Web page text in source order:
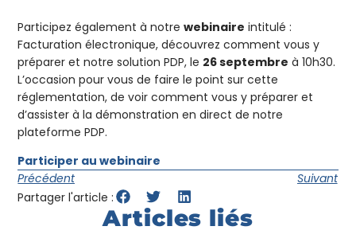
Participez également à notrewebinaire intitulé :
Facturation électronique, découvrez comment vous y
préparer et notre solution PDP, le 26 septembre à 10h30.
L’occasion pour vous de faire le point sur cette
réglementation, de voir comment vous y préparer et
d’assister à la démonstration en direct de notre
plateforme PDP.
Participer au webinaire
Précédent
Suivant
Partager l'article :
Articles liés